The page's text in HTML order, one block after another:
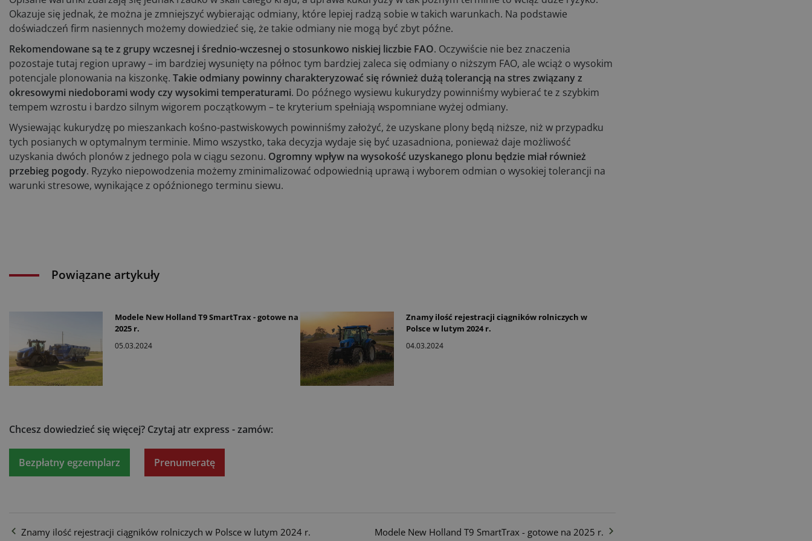
Okazuje się jednak, że można je zmniejszyć wybierając odmiany, które lepiej radzą sobie w takich warunkach. Na podstawie
doświadczeń firm nasiennych możemy dowiedzieć się, że takie odmiany nie mogą być zbyt późne.
Rekomendowane są te z grupy wczesnej i średnio-wczesnej o stosunkowo niskiej liczbie FAO. Oczywiście nie bez znaczenia
pozostaje tutaj region uprawy – im bardziej wysunięty na północ tym bardziej zaleca się odmiany o niższym FAO, ale wciąż o wysokim
potencjale plonowania na kiszonkę. Takie odmiany powinny charakteryzować się również dużą tolerancją na stres związany z
okresowymi niedoborami wody czy wysokimi temperaturami. Do późnego wysiewu kukurydzy powinniśmy wybierać te z szybkim
tempem wzrostu i bardzo silnym wigorem początkowym – te kryterium spełniają wspomniane wyżej odmiany.
Wysiewając kukurydzę po mieszankach kośno-pastwiskowych powinniśmy założyć, że uzyskane plony będą niższe, niż w przypadku
tych posianych w optymalnym terminie. Mimo wszystko, taka decyzja wydaje się być uzasadniona, ponieważ daje możliwość
uzyskania dwóch plonów z jednego pola w ciągu sezonu. Ogromny wpływ na wysokość uzyskanego plonu będzie miał również
przebieg pogody. Ryzyko niepowodzenia możemy zminimalizować odpowiednią uprawą i wyborem odmian o wysokiej tolerancji na
warunki stresowe, wynikające z opóźnionego terminu siewu.
Powiązane artykuły
Modele New Holland T9 SmartTrax - gotowe na
2025 r.
05.03.2024
Znamy ilość rejestracji ciągników rolniczych w
Polsce w lutym 2024 r.
04.03.2024
Chcesz dowiedzieć się więcej? Czytaj atr express - zamów:
Bezpłatny egzemplarz Prenumeratę
Znamy ilość rejestracji ciągników rolniczych w Polsce w lutym 2024 r. Modele New Holland T9 SmartTrax - gotowe na 2025 r.